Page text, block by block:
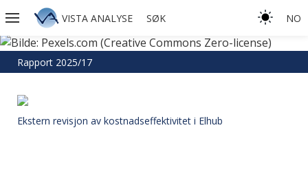
VISTA ANALYSE SØK NO
Rapport 2025/17
Ekstern revisjon av kostnadseffektivitet i Elhub